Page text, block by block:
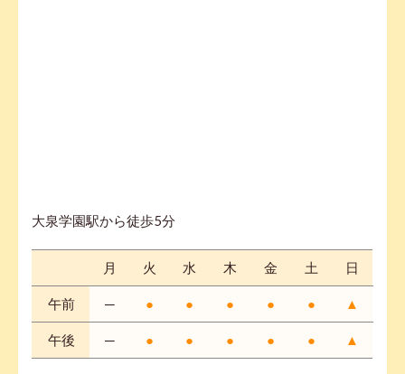
大泉学園駅から徒歩5分
月 火 水 木 金 土 日
午前 ─ ● ● ● ● ● ▲
午後 ─ ● ● ● ● ● ▲